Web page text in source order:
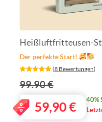
Heißluftfritteusen-
Der perfekte Start!
‎ (8 Bewertungen)
99.90 €
59,90€
40%